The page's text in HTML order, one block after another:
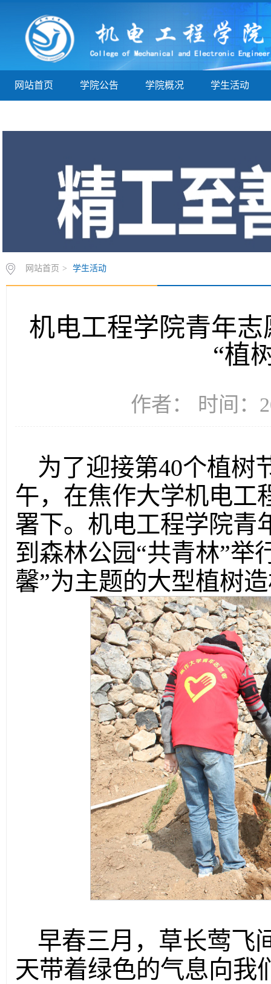
网站首页 学院公告 学院概况 学生活动
网站首页 > 学生活动
机电工程学院青年
“植
作者： 时间：
为了迎接第40个植树
午，在焦作大学机电工
署下。机电工程学院青
到森林公园“共青林”举
馨”为主题的大型植树
早春三月，草长莺飞
天带着绿色的气息向我